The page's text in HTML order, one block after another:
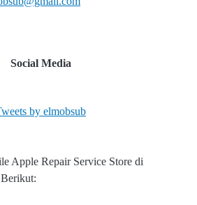
Social Media
by elmobsub
Apple Repair Service Store di